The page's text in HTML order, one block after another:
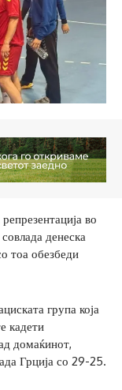
во
денеска
тоа обезбеди
група која
кадети
домаќинот,
Грција со 29-25.